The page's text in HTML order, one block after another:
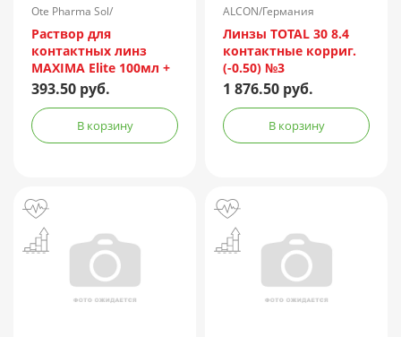
Ote Pharma Sol/
Нидерланды
Раствор для
контактных линз
MAXIMA Elite 100мл +
контейнер
393.50 руб.
В корзину
ALCON/Германия
Линзы TOTAL 30 8.4
контактные корриг.
(-0.50) №3
1 876.50 руб.
В корзину